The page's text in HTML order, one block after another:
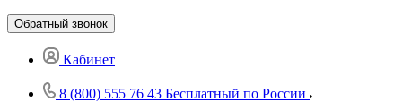
Обратный звонок
Кабинет
8 (800) 555 76 43 Бесплатный по России